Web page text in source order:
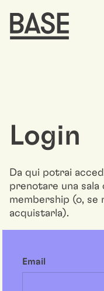
Login
Da qui potrai
prenotare una sala
membership (o, se
acquistarla).
Email